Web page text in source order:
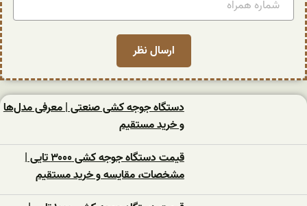
دستگاه جوجه کشی صنعتی | معرفی مدل‌ها
و خرید مستقیم
قیمت دستگاه جوجه کشی ۳۰۰۰ تایی |
مشخصات، مقایسه و خرید مستقیم